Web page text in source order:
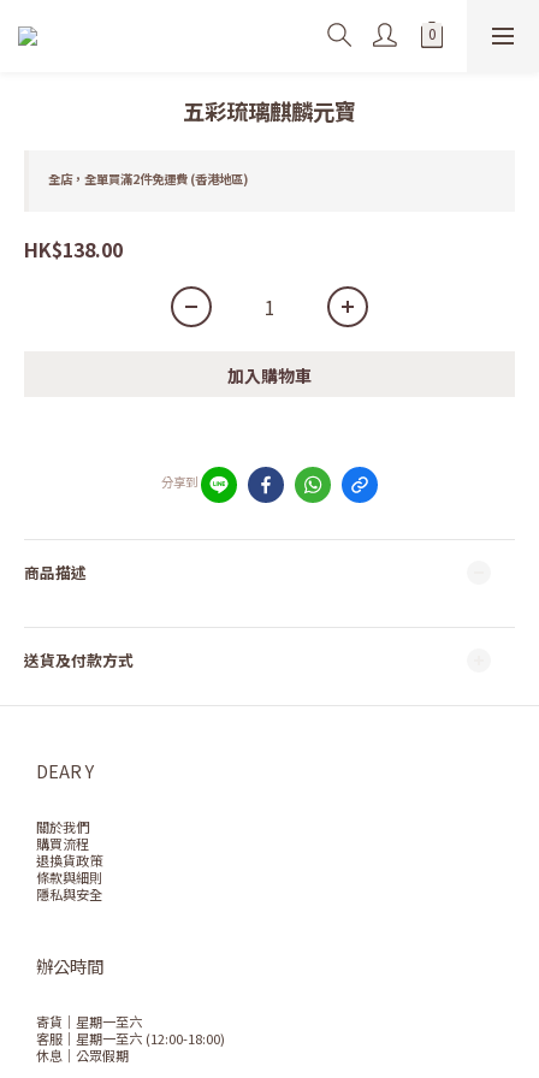
五彩琉璃麒麟元寶
全店，全單買滿2件免運費 (香港地區)
HK$138.00
加入購物車
分享到
商品描述
送貨及付款方式
DEAR Y
關於我們
購買流程
退換貨政策
條款與細則
隱私與安全
辦公時間
寄貨｜星期一至六
客服｜星期一至六 (12:00-18:00)
休息｜公眾假期